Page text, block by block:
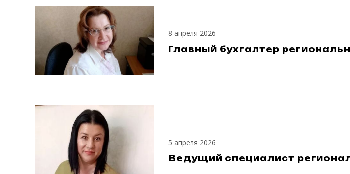
8 апреля 2026
Главный бухгалтер
5 апреля 2026
Ведущий специалист